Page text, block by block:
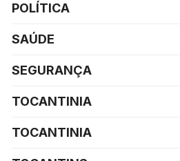
POLÍTICA
SAÚDE
SEGURANÇA
TOCANTINIA
TOCANTINIA